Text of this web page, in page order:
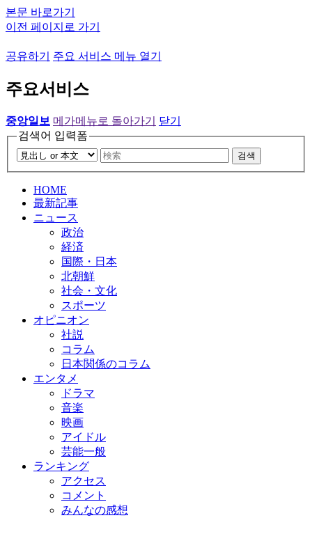
본문 바로가기
이전 페이지로 가기
공유하기 주요 서비스 메뉴 열기
주요서비스
중앙일보 메가메뉴로 돌아가기
닫기
검색어 입력폼
검색
HOME
最新記事
ニュース
政治
経済
国際・日本
北朝鮮
社会・文化
スポーツ
オピニオン
社説
コラム
日本関係のコラム
エンタメ
ドラマ
音楽
映画
アイドル
芸能一般
ランキング
アクセス
コメント
みんなの感想